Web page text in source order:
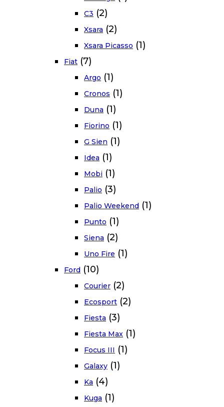
C3 (2)
Xsara (2)
Xsara Picasso (1)
Fiat (7)
Argo (1)
Cronos (1)
Duna (1)
Fiorino (1)
G Sien (1)
Idea (1)
Mobi (1)
Palio (3)
Palio Weekend (1)
Punto (1)
Siena (2)
Uno Fire (1)
Ford (10)
Courier (2)
Ecosport (2)
Fiesta (3)
Fiesta Max (1)
Focus III (1)
Galaxy (1)
Ka (4)
Kuga (1)